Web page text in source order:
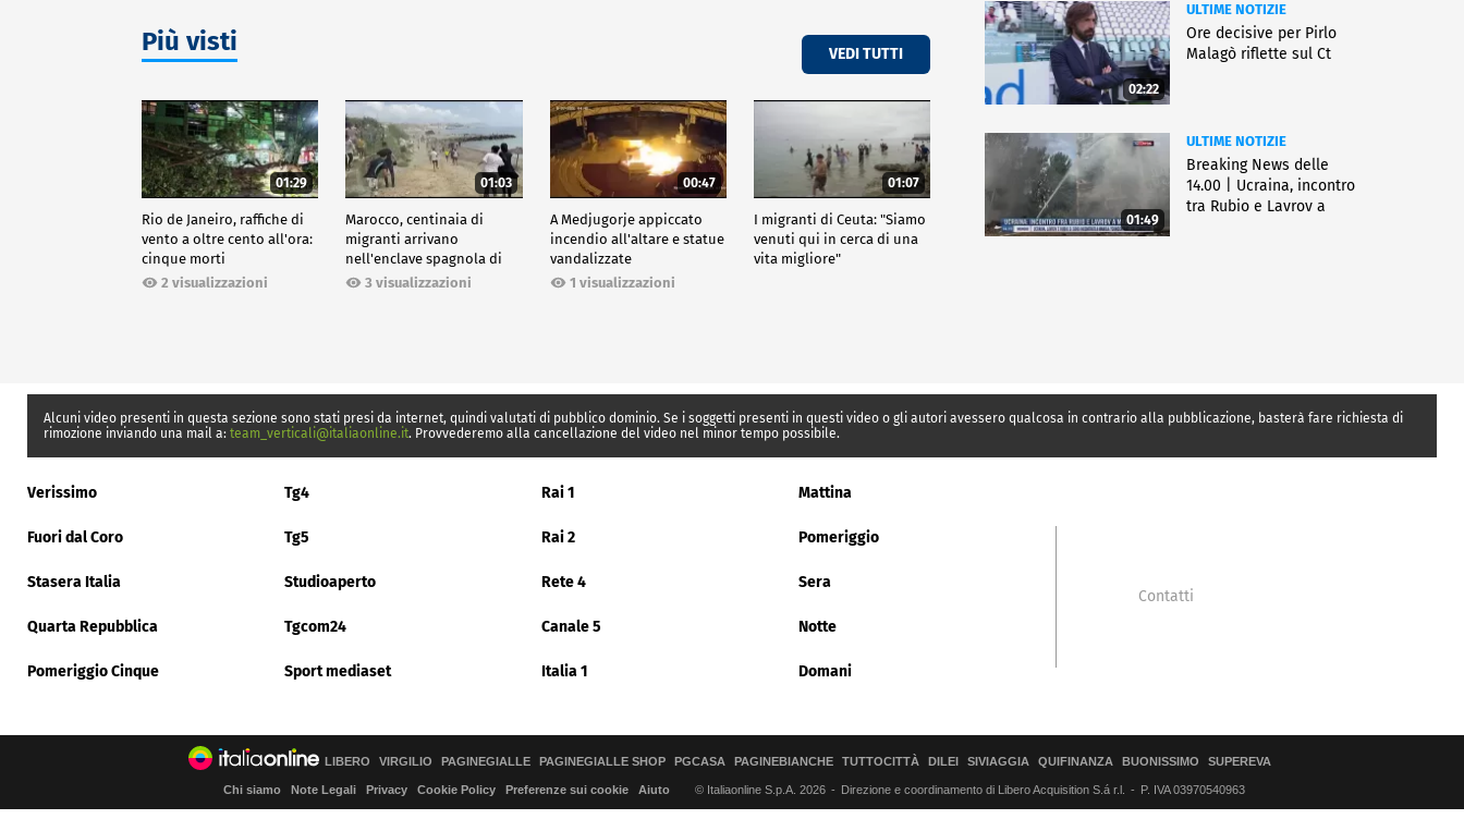
Più visti VEDI TUTTI
01:29
Rio de Janeiro, raffiche di
vento a oltre cento all'ora:
cinque morti
2 visualizzazioni
01:03
Marocco, centinaia di
migranti arrivano
nell'enclave spagnola di
Ceuta3 visualizzazioni
00:47
A Medjugorje appiccato
incendio all'altare e statue
vandalizzate
1 visualizzazioni
01:07
I migranti di Ceuta: "Siamo
venuti qui in cerca di una
vita migliore"
02:22
ULTIME NOTIZIE
Ore decisive per Pirlo
Malagò riflette sul Ct
01:49
ULTIME NOTIZIE
Breaking News delle
14.00 | Ucraina, incontro
tra Rubio e Lavrov a
Alcuni video presenti in questa sezione sono stati presi da internet, quindi valutati di pubblico dominio. Se i soggetti presenti in questi video o gli autori avessero qualcosa in contrario alla pubblicazione, basterà fare richiesta di
rimozione inviando una mail a: team_verticali@italiaonline.it. Provvederemo alla cancellazione del video nel minor tempo possibile.
Verissimo Tg4 Rai 1 Mattina
Fuori dal Coro Tg5 Rai 2 Pomeriggio
Stasera Italia Studioaperto Rete 4 Sera
Quarta Repubblica Tgcom24 Canale 5 Notte
Pomeriggio Cinque Sport mediaset Italia 1 Domani
Contatti
LIBERO VIRGILIO PAGINEGIALLE PAGINEGIALLE SHOP PGCASA PAGINEBIANCHE TUTTOCITTÀ DILEI SIVIAGGIA QUIFINANZA BUONISSIMO SUPEREVA
Chi siamo Note Legali Privacy Cookie Policy Preferenze sui cookie Aiuto © Italiaonline S.p.A. 2026 Direzione e coordinamento di Libero Acquisition S.á r.l. P. IVA 03970540963